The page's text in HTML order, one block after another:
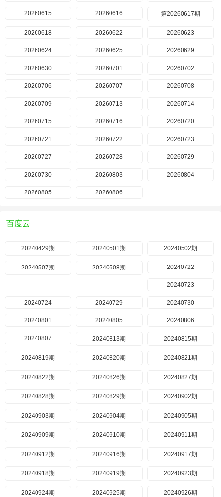
20260615 20260616 第20260617期
20260618 20260622 20260623
20260624 20260625 20260629
20260630 20260701 20260702
20260706 20260707 20260708
20260709 20260713 20260714
20260715 20260716 20260720
20260721 20260722 20260723
20260727 20260728 20260729
20260730 20260803 20260804
20260805 20260806
百度云
20240429期 20240501期 20240502期
20240507期 20240508期 20240722
20240723
20240724 20240729 20240730
20240801 20240805 20240806
20240807 20240813期 20240815期
20240819期 20240820期 20240821期
20240822期 20240826期 20240827期
20240828期 20240829期 20240902期
20240903期 20240904期 20240905期
20240909期 20240910期 20240911期
20240912期 20240916期 20240917期
20240918期 20240919期 20240923期
20240924期 20240925期 20240926期